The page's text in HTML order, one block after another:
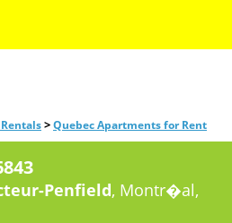
>Quebec Apartments for Rent
Penfield, Montr�al,